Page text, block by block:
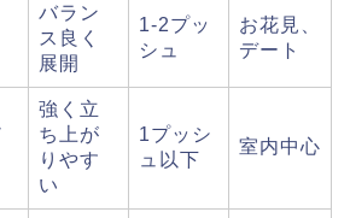
バラン
ス良く
展開
1-2プッ
シュ
お花見、
デート
強く立
ち上が
りやす
い
1プッシ
ュ以下
室内中心